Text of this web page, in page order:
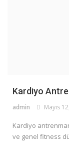
Kardiyo
admin Mayıs
Kardiyo
ve genel fitness